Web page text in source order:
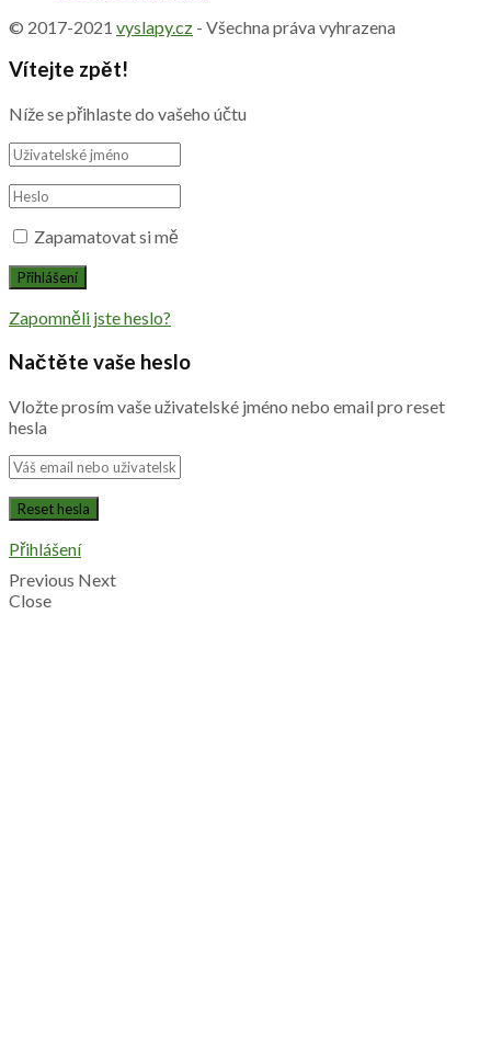
© 2017-2021 vyslapy.cz - Všechna práva vyhrazena
Vítejte zpět!
Níže se přihlaste do vašeho účtu
Zapamatovat si mě
Zapomněli jste heslo?
Načtěte vaše heslo
Vložte prosím vaše uživatelské jméno nebo email pro reset
hesla
Přihlášení
Previous Next
Close